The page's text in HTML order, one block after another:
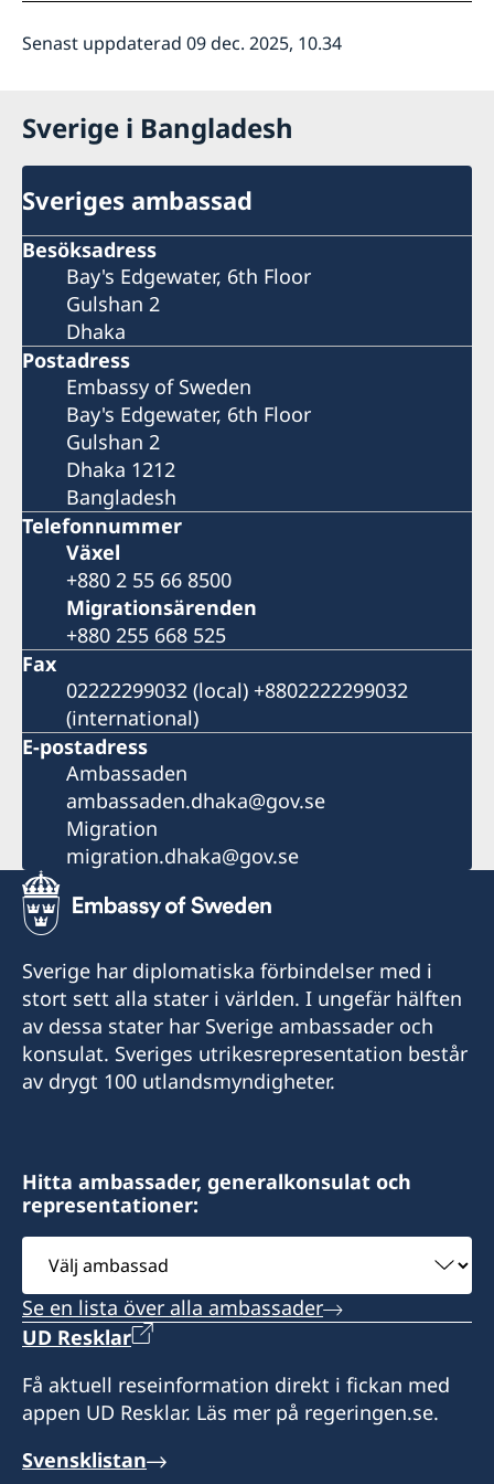
Senast uppdaterad 09 dec. 2025, 10.34
Sverige i Bangladesh
Sveriges ambassad
Besöksadress
Bay's Edgewater, 6th Floor
Gulshan 2
Dhaka
Postadress
Embassy of Sweden
Bay's Edgewater, 6th Floor
Gulshan 2
Dhaka 1212
Bangladesh
Telefonnummer
Växel
+880 2 55 66 8500
Migrationsärenden
+880 255 668 525
Fax
02222299032 (local) +8802222299032
(international)
E-postadress
Ambassaden
ambassaden.dhaka@gov.se
Migration
migration.dhaka@gov.se
Sverige har diplomatiska förbindelser med i
stort sett alla stater i världen. I ungefär hälften
av dessa stater har Sverige ambassader och
konsulat. Sveriges utrikesrepresentation består
av drygt 100 utlandsmyndigheter.
Hitta ambassader, generalkonsulat och
representationer:
Välj
ambassad
Se en lista över alla ambassader
UD Resklar
Få aktuell reseinformation direkt i fickan med
appen UD Resklar. Läs mer på regeringen.se.
Svensklistan